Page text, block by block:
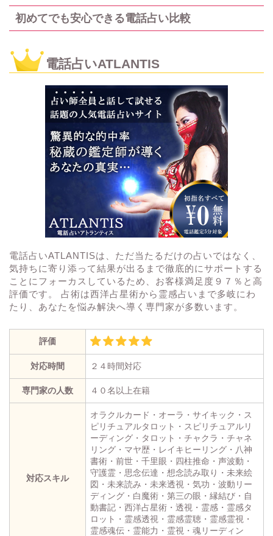
初めてでも安心できる電話占い比較
電話占いATLANTIS
電話占いATLANTISは、ただ当たるだけの占いではなく、
気持ちに寄り添って結果が出るまで徹底的にサポートする
ことにフォーカスしているため、お客様満足度９７％と高
評価です。 占術は西洋占星術から霊感占いまで多岐にわ
たり、あなたを悩み解決へ導く専門家が多数います。
評価
対応時間 ２４時間対応
専門家の人数 ４０名以上在籍
対応スキル
オラクルカード・オーラ・サイキック・ス
ピリチュアルタロット・スピリチュアルリ
ーディング・タロット・チャクラ・チャネ
リング・マヤ歴・レイキヒーリング・八神
書術・前世・千里眼・四柱推命・声波動・
守護霊・思念伝達・想念読み取り・未来絵
図・未来読み・未来透視・気功・波動リー
ディング・白魔術・第三の眼・縁結び・自
動書記・西洋占星術・透視・霊感・霊感タ
ロット・霊感透視・霊感霊聴・霊感霊視・
霊感魂伝・霊能力・霊視・魂リーディン